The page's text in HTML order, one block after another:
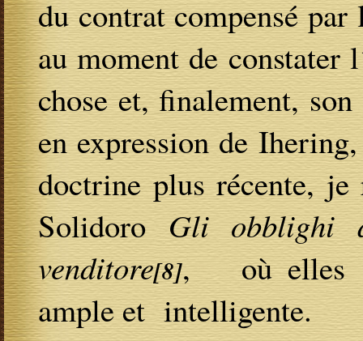
du contrat compensé
au moment de constater
chose et, finalement,
en expression de
doctrine plus récente,
SolidoroGli obblighi
venditore[8], où elles
ample et intelligente.